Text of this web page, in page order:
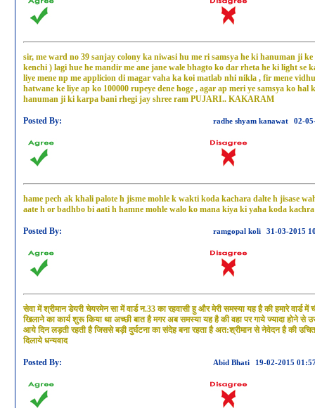
sir, me ward no 39 sanjay colony ka niwasi hu me ri samsya he ki hanuman ji
kenchi ) lagi hue he mandir me ane jane wale bhagto ko dar rheta he ki light se
liye mene np me applicion di magar vaha ka koi matlab nhi nikla , fir mene
hatwane ke liye ap ko 100000 rupeye dene hoge , agar ap meri ye samsya ko
hanuman ji ki karpa bani rhegi jay shree ram PUJARI.. KAKARAM
Posted By: radhe shyam kanawat 02-
hame pech ak khali palote h jisme mohle k wakti koda kachara dalte h jisase
aate h or badhbo bi aati h hamne mohle walo ko mana kiya ki yaha koda
Posted By: ramgopal koli 31-03-2015
सेवा में श्रीमान डेयरी चेयरमेन सा में वार्ड न.33 का रहवासी हु और मेरी समस्या यह है की हमारे वार्ड में
खिलाने का कार्य शुरू किया था अच्छी बात है मगर अब समस्या यह है की वहा पर गाये ज्यादा होने से
आये दिन लड़ती रहती है जिससे बड़ी दुर्घटना का संदेह बना रहता है अत:श्रीमान से नेवेदन है की
दिलाये धन्यवाद
Posted By: Abid Bhati 19-02-2015